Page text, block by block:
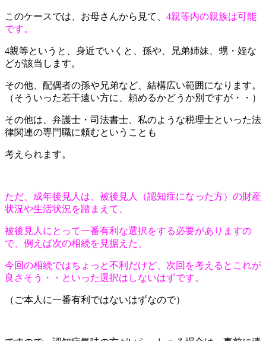
このケースでは、お母さんから見て、 4親等内の親族は可能
です。
4親等というと、身近でいくと、孫や、兄弟姉妹、甥・姪な
どが該当します。
その他、配偶者の孫や兄弟など、結構広い範囲になります。
（そういった若干遠い方に、頼めるかどうか別ですが・・）
その他は、弁護士・司法書士、私のような税理士といった法
律関連の専門職に頼むということも
考えられます。
ただ、成年後見人は、被後見人（認知症になった方）の財産
状況や生活状況を踏まえて、
被後見人にとって一番有利な選択をする必要がありますの
で、例えば次の相続を見据えた、
今回の相続ではちょっと不利だけど、次回を考えるとこれが
良さそう・・といった選択はしないはずです。
（ご本人に一番有利ではないはずなので）